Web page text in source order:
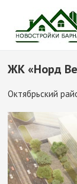
ЖК «Норд
Октябрьский